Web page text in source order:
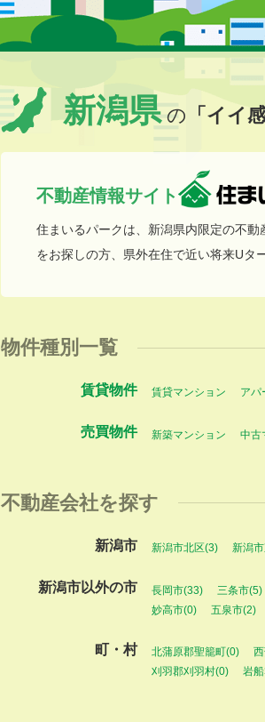
新潟県の 「イイ
不動産情報サイト
住まいるパークは、新潟県内限定の不
をお探しの方、県外在住で近い将来Uタ
物件種別一覧
賃貸物件 賃貸マンション アパ
売買物件 新築マンション 中古
不動産会社を探す
新潟市 新潟市北区(3) 新潟
新潟市以外の市 長岡市(33) 三条市(5)
妙高市(0)
五泉市(2)
町・村 北蒲原郡聖籠町(0)
刈羽郡刈羽村(0)
岩